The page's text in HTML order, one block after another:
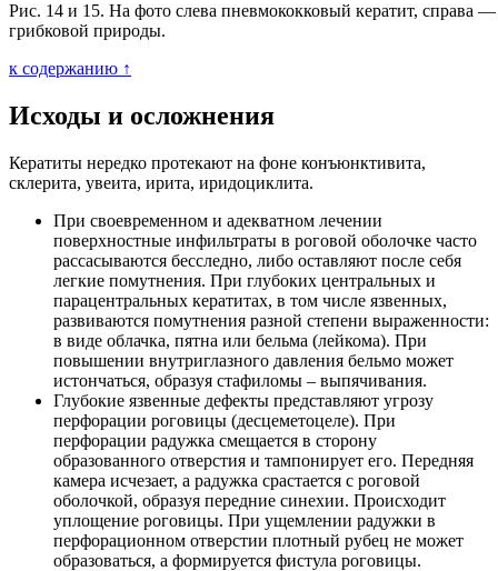
Рис. 14 и 15. На фото слева пневмококковый кератит, справа —
грибковой природы.
к содержанию ↑
Исходы и осложнения
Кератиты нередко протекают на фоне конъюнктивита,
склерита, увеита, ирита, иридоциклита.
При своевременном и адекватном лечении
поверхностные инфильтраты в роговой оболочке часто
рассасываются бесследно, либо оставляют после себя
легкие помутнения. При глубоких центральных и
парацентральных кератитах, в том числе язвенных,
развиваются помутнения разной степени выраженности:
в виде облачка, пятна или бельма (лейкома). При
повышении внутриглазного давления бельмо может
истончаться, образуя стафиломы – выпячивания.
Глубокие язвенные дефекты представляют угрозу
перфорации роговицы (десцеметоцеле). При
перфорации радужка смещается в сторону
образованного отверстия и тампонирует его. Передняя
камера исчезает, а радужка срастается с роговой
оболочкой, образуя передние синехии. Происходит
уплощение роговицы. При ущемлении радужки в
перфорационном отверстии плотный рубец не может
образоваться, а формируется фистула роговицы.